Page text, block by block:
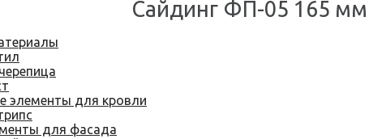
Сайдинг ФП-05 165 мм
элементы для кровли
для фасада